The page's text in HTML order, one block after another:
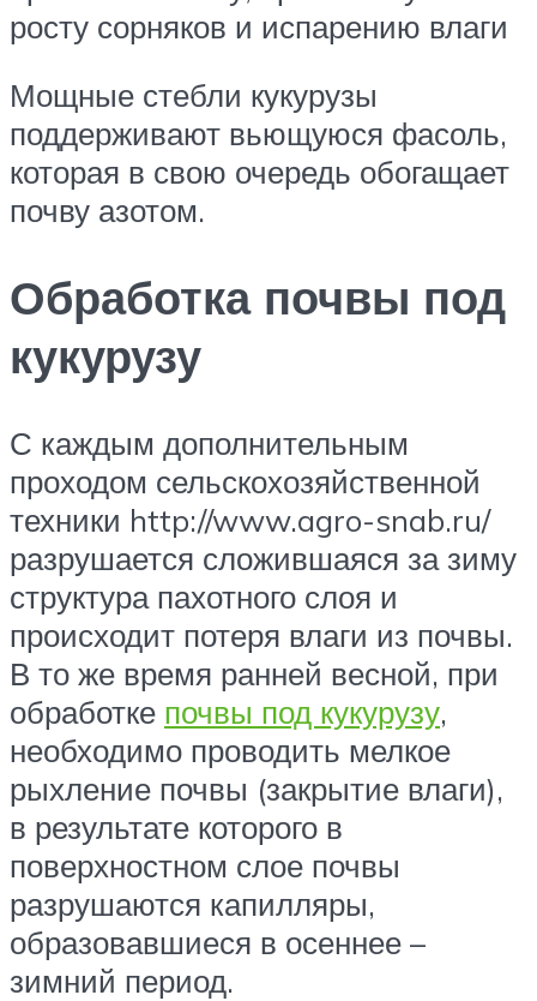
росту сорняков и испарению влаги
Мощные стебли кукурузы
поддерживают вьющуюся фасоль,
которая в свою очередь обогащает
почву азотом.
Обработка почвы под
кукурузу
С каждым дополнительным
проходом сельскохозяйственной
техники http://www.agro-snab.ru/
разрушается сложившаяся за зиму
структура пахотного слоя и
происходит потеря влаги из почвы.
В то же время ранней весной, при
обработке почвы под кукурузу,
необходимо проводить мелкое
рыхление почвы (закрытие влаги),
в результате которого в
поверхностном слое почвы
разрушаются капилляры,
образовавшиеся в осеннее –
зимний период.